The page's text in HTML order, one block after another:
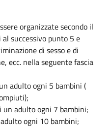
organizzate secondo il
successivo punto 5 e
di sesso e di
ecc. nella seguente fascia
adulto ogni 5 bambini (
adulto ogni 7 bambini;
ogni 10 bambini;